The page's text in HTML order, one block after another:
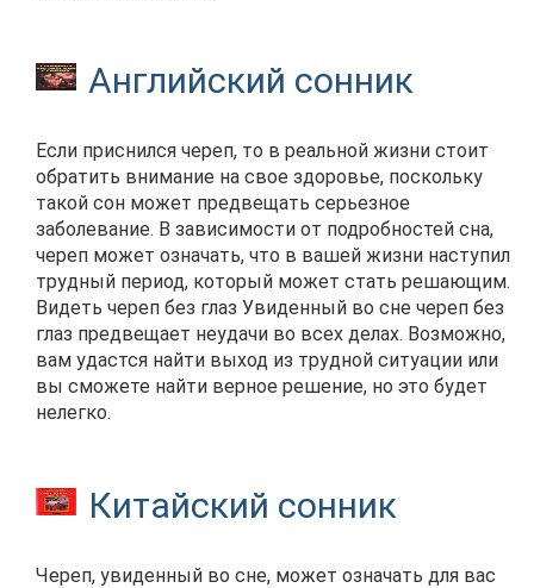
Английский сонник
Если приснился череп, то в реальной жизни стоит
обратить внимание на свое здоровье, поскольку
такой сон может предвещать серьезное
заболевание. В зависимости от подробностей сна,
череп может означать, что в вашей жизни наступил
трудный период, который может стать решающим.
Видеть череп без глаз Увиденный во сне череп без
глаз предвещает неудачи во всех делах. Возможно,
вам удастся найти выход из трудной ситуации или
вы сможете найти верное решение, но это будет
нелегко.
Китайский сонник
Череп, увиденный во сне, может означать для вас